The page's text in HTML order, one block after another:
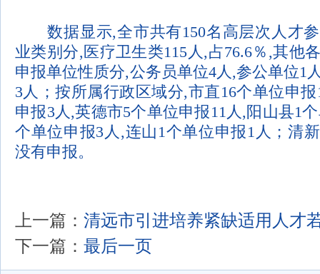
数据显示,全市共有150名高层次人才
业类别分, 医疗卫生类115人,占76.6％ ,其他
申报单位性质分,公务员单位4人,参公单位1
3人；按所属行政区域分,市直16个单位申报
申报3人,英德市5个单位申报 11人, 阳山县1
个单位申报3 人 ,连山 1个单位申报 1 人；清
没有申报。
上一篇： 清远市引进培养紧缺适用人才
下一篇： 最后一页